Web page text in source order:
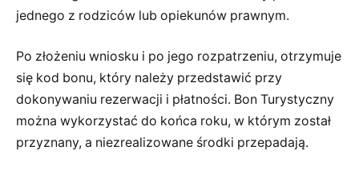
jednego z rodziców lub opiekunów prawnym.
Po złożeniu wniosku i po jego rozpatrzeniu, otrzymuje
się kod bonu, który należy przedstawić przy
dokonywaniu rezerwacji i płatności. Bon Turystyczny
można wykorzystać do końca roku, w którym został
przyznany, a niezrealizowane środki przepadają.